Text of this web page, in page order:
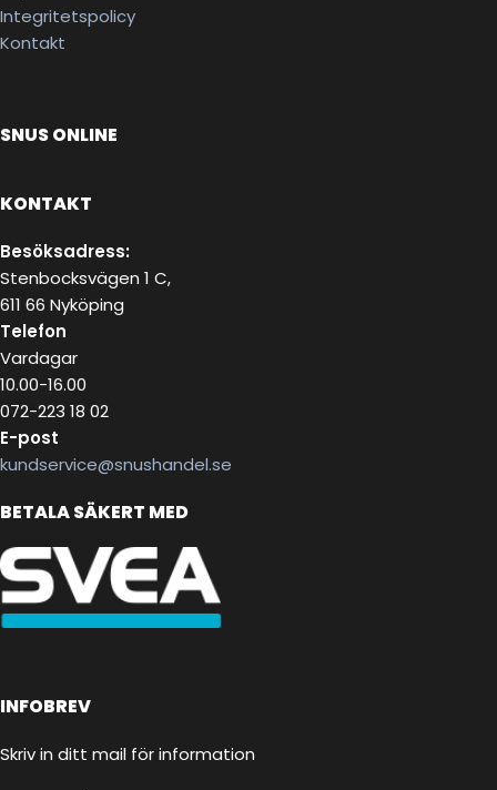
Integritetspolicy
Kontakt
SNUS ONLINE
KONTAKT
Besöksadress:
Stenbocksvägen 1 C,
611 66 Nyköping
Telefon
Vardagar
10.00-16.00
072-223 18 02
E-post
kundservice@snushandel.se
BETALA SÄKERT MED
INFOBREV
Skriv in ditt mail för information